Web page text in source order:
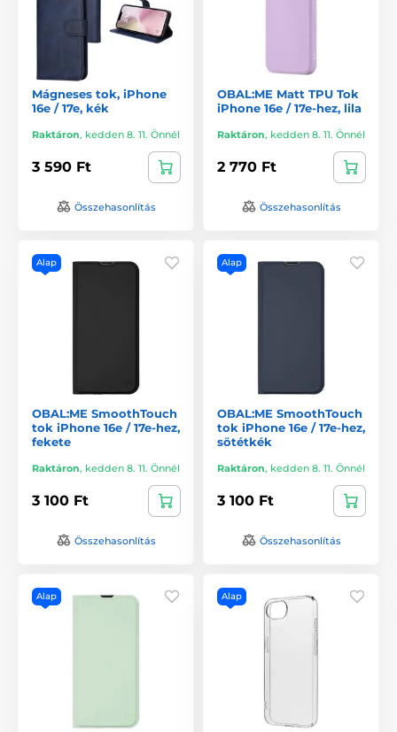
Mágneses tok, iPhone
16e / 17e, kék
Raktáron, kedden 8. 11. Önnél
3 590 Ft
Összehasonlítás
OBAL:ME Matt TPU Tok
iPhone 16e / 17e-hez, lila
Raktáron, kedden 8. 11. Önnél
2 770 Ft
Összehasonlítás
Alap
OBAL:ME SmoothTouch
tok iPhone 16e / 17e-hez,
fekete
Raktáron, kedden 8. 11. Önnél
3 100 Ft
Összehasonlítás
Alap
OBAL:ME SmoothTouch
tok iPhone 16e / 17e-hez,
sötétkék
Raktáron, kedden 8. 11. Önnél
3 100 Ft
Összehasonlítás
Alap Alap